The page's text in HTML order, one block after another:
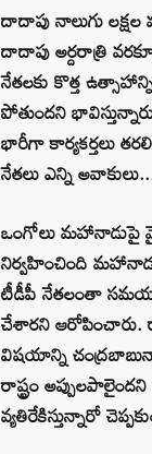
దాదాపు నాలుగు
దాదాపు అర్దరాత్రి
నేతలకు కొత్త
పోతుందని
భారీగా కార్యకర్తలు
నేతలు ఎన్ని
ఒంగోలు మహానాడుపై
నిర్వహించింది
టీడీపీ నేతలంతా
చేశారని ఆరోపించారు.
విషయాన్ని
రాష్ట్రం
వ్యతిరేకిస్తున్నారో